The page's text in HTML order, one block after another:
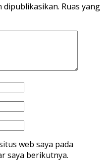
dipublikasikan. Ruas yang
web saya pada
saya berikutnya.